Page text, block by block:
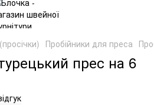
Пробійники для преса
прес на 6